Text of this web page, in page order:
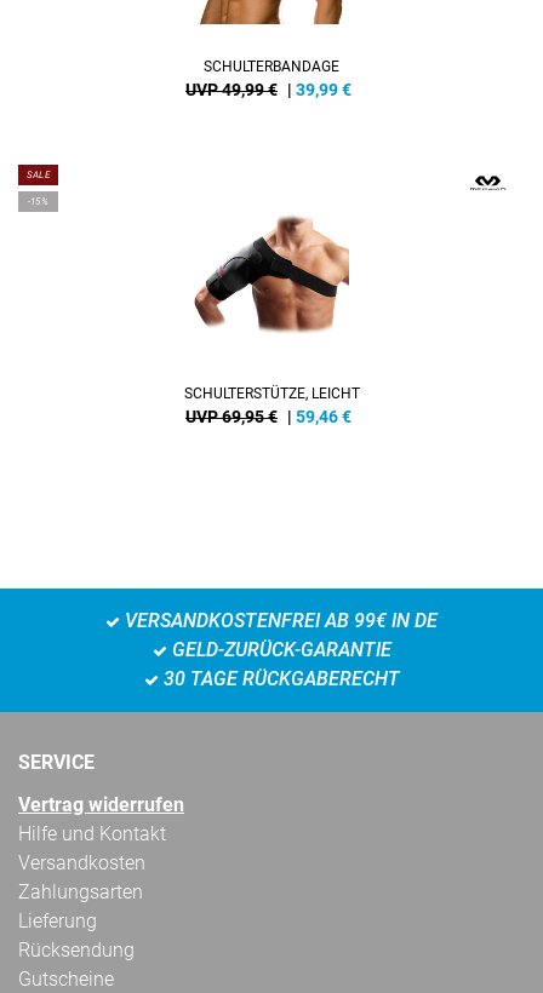
SCHULTERBANDAGE
UVP 49,99 € | 39,99€
SALE
-15%
SCHULTERSTÜTZE, LEICHT
UVP 69,95 € | 59,46€
VERSANDKOSTENFREI AB 99€ IN DE
GELD-ZURÜCK-GARANTIE
30 TAGE RÜCKGABERECHT
SERVICE
Vertrag widerrufen
Hilfe und Kontakt
Versandkosten
Zahlungsarten
Lieferung
Rücksendung
Gutscheine